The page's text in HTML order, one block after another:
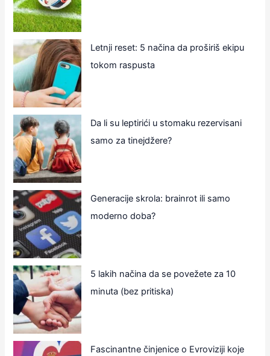
Letnji reset: 5 načina da proširiš ekipu
tokom raspusta
Da li su leptirići u stomaku rezervisani
samo za tinejdžere?
Generacije skrola: brainrot ili samo
moderno doba?
5 lakih načina da se povežete za 10
minuta (bez pritiska)
Fascinantne činjenice o Evroviziji koje